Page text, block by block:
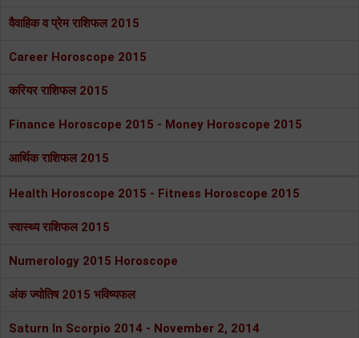
वैवाहिक व प्रेम राशिफल 2015
Career Horoscope 2015
करियर राशिफल 2015
Finance Horoscope 2015 - Money Horoscope 2015
आर्थिक राशिफल 2015
Health Horoscope 2015 - Fitness Horoscope 2015
स्वास्थ्य राशिफल 2015
Numerology 2015 Horoscope
अंक ज्योतिष 2015 भविष्यफल
Saturn In Scorpio 2014 - November 2, 2014